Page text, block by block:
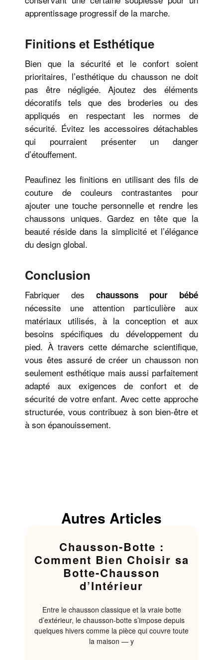
apprentissage progressif de la marche.
Finitions et Esthétique
Bien que la sécurité et le confort soient
prioritaires, l’esthétique du chausson ne doit
pas être négligée. Ajoutez des éléments
décoratifs tels que des broderies ou des
appliqués en respectant les normes de
sécurité. Évitez les accessoires détachables
qui pourraient présenter un danger
d’étouffement.
Peaufinez les finitions en utilisant des fils de
couture de couleurs contrastantes pour
ajouter une touche personnelle et rendre les
chaussons uniques. Gardez en tête que la
beauté réside dans la simplicité et l’élégance
du design global.
Conclusion
Fabriquer des chaussons pour bébé
nécessite une attention particulière aux
matériaux utilisés, à la conception et aux
besoins spécifiques du développement du
pied. À travers cette démarche scientifique,
vous êtes assuré de créer un chausson non
seulement esthétique mais aussi parfaitement
adapté aux exigences de confort et de
sécurité de votre enfant. Avec cette approche
structurée, vous contribuez à son bien-être et
à son épanouissement.
Autres Articles
Chausson-Botte :
Comment Bien Choisir sa
Botte-Chausson
d’Intérieur
Entre le chausson classique et la vraie botte
d’extérieur, le chausson-botte s’impose depuis
quelques hivers comme la pièce qui couvre toute
la maison — y